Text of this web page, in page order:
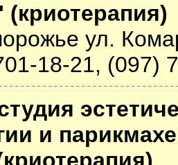
ул.
18-21, (097)
и